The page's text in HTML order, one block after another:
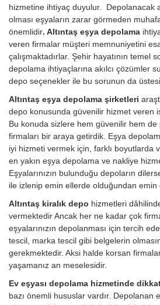
hizmetine ihtiyaç duyulur. Depolanacak
olması eşyaların zarar görmeden
önemlidir. Altıntaş eşya depolama
veren firmalar müşteri memnuniyetini
çalışmaktadırlar. Şehir hayatının temel
depolama ihtiyaçlarına akılcı çözümler
depo seçenekler ile bu sorunun da
Altıntaş eşya depolama şirketleri
depo konusunda güvenilir hizmet veren
Bu konuda sizlere hem güvenilir hem
firmaları bir araya getirdik. Eşya
iyi hizmeti vermek için, farklı boyutlarda
en yakın eşya depolama ve nakliye
Eşyalarınızın bulunduğu depoların
ile izlenip emin ellerde olduğundan emin
Altıntaş kiralık depo hizmetleri
vermektedir Ancak her ne kadar çok
eşyalarınızın depolanması için tercih
tescil, marka tescil gibi belgelerin
gerekmektedir. Aksi halde korsan
yaşamanız an meselesidir.
Ev eşyası depolama hizmetinde
bazı önemli hususlar vardır. Depolanan